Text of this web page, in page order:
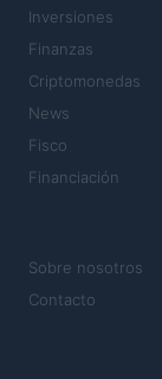
Inversiones
Finanzas
Criptomonedas
News
Fisco
Financiación
Sobre nosotros
Contacto